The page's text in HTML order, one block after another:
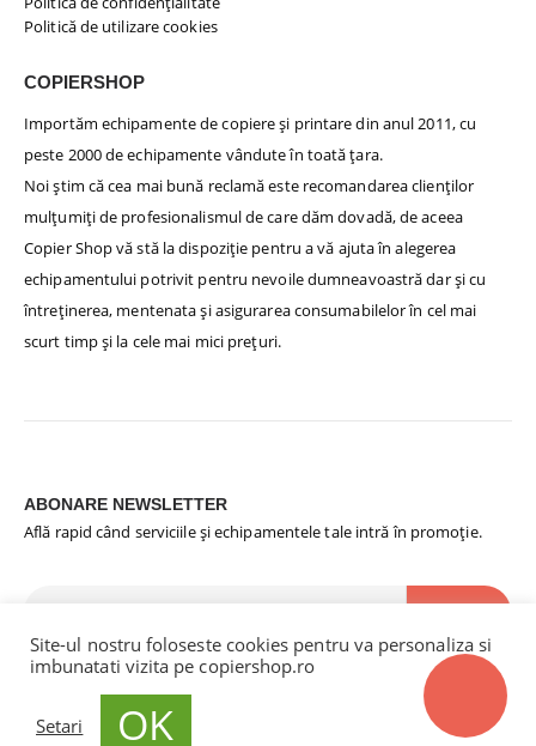
Politică de utilizare cookies
COPIERSHOP
Importăm echipamente de copiere și printare din anul 2011, cu
peste 2000 de echipamente vândute în toată țara.
Noi știm că cea mai bună reclamă este recomandarea clienților
mulțumiți de profesionalismul de care dăm dovadă, de aceea
Copier Shop vă stă la dispoziție pentru a vă ajuta în alegerea
echipamentului potrivit pentru nevoile dumneavoastră dar și cu
întreținerea, mentenata și asigurarea consumabilelor în cel mai
scurt timp și la cele mai mici prețuri.
ABONARE NEWSLETTER
Află rapid când serviciile și echipamentele tale intră în promoție.
CopierShop.Ro © copyright 2023
Site-ul nostru foloseste cookies pentru va personaliza si
imbunatati vizita pe copiershop.ro
Setari OK